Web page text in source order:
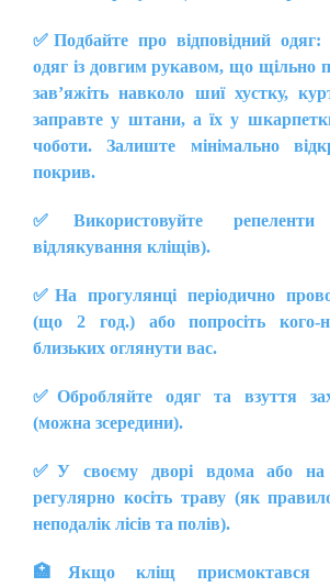
✅ Подбайте про відповідний одяг:
одяг із довгим рукавом, що щільно
зав’яжіть навколо шиї хустку,
заправте у штани, а їх у
чоботи. Залиште мінімально
покрив.
✅Використовуйте
відлякування кліщів).
✅ На прогулянці періодично
(що 2 год.) або попросіть кого-
близьких оглянути вас.
✅ Обробляйте одяг та взуття
(можна зсередини).
✅ У своєму дворі вдома або на
регулярно косіть траву (як
неподалік лісів та полів).
🏥 Якщо кліщ присмоктався